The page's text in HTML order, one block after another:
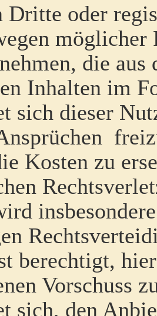
Dritte oder
möglicher
die
Inhalten im
sich dieser
Kosten zu
berechtigt,
Vorschuss
sich, den